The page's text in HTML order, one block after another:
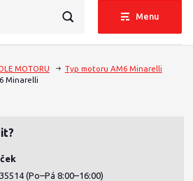
Menu
MOTORU
Typ motoru AM6 Minarelli
Minarelli
(Po–Pá 8:00–16:00)